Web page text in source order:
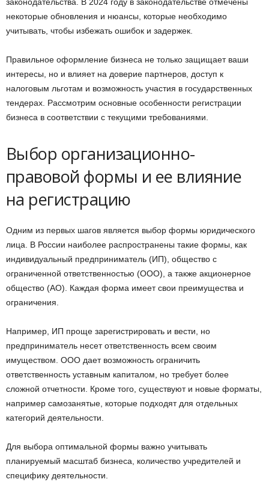
некоторые обновления и нюансы, которые необходимо
учитывать, чтобы избежать ошибок и задержек.
Правильное оформление бизнеса не только защищает ваши
интересы, но и влияет на доверие партнеров, доступ к
налоговым льготам и возможность участия в государственных
тендерах. Рассмотрим основные особенности регистрации
бизнеса в соответствии с текущими требованиями.
Выбор организационно-
правовой формы и ее влияние
на регистрацию
Одним из первых шагов является выбор формы юридического
лица. В России наиболее распространены такие формы, как
индивидуальный предприниматель (ИП), общество с
ограниченной ответственностью (ООО), а также акционерное
общество (АО). Каждая форма имеет свои преимущества и
ограничения.
Например, ИП проще зарегистрировать и вести, но
предприниматель несет ответственность всем своим
имуществом. ООО дает возможность ограничить
ответственность уставным капиталом, но требует более
сложной отчетности. Кроме того, существуют и новые форматы,
например самозанятые, которые подходят для отдельных
категорий деятельности.
Для выбора оптимальной формы важно учитывать
планируемый масштаб бизнеса, количество учредителей и
специфику деятельности.